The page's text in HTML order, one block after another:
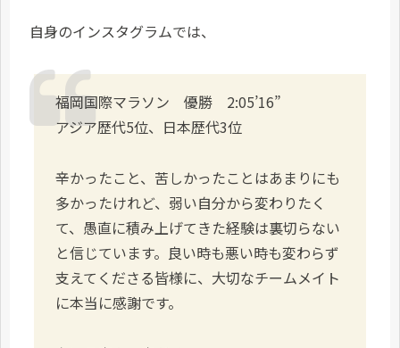
自身のインスタグラムでは、
福岡国際マラソン 優勝 2:05’16”
アジア歴代5位、日本歴代3位
辛かったこと、苦しかったことはあまりにも
多かったけれど、弱い自分から変わりたく
て、愚直に積み上げてきた経験は裏切らない
と信じています。良い時も悪い時も変わらず
支えてくださる皆様に、大切なチームメイト
に本当に感謝です。